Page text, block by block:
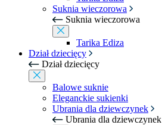
Suknia wieczorowa
Suknia wieczorowa
Tarika Ediza
Dział dziecięcy
Dział dziecięcy
Balowe suknie
Eleganckie sukienki
Ubrania dla dziewczynek
Ubrania dla dziewczynek